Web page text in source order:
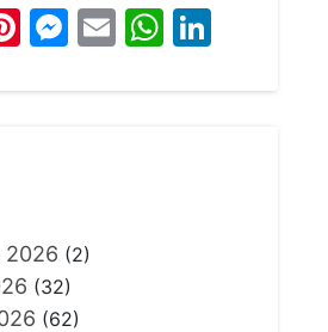
Pinterest
Messenger
Email
2026 (2)
(32)
(62)